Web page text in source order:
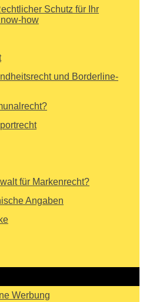
Schutz für Ihr
how
und Borderline-
für Markenrecht?
Angaben
Werbung